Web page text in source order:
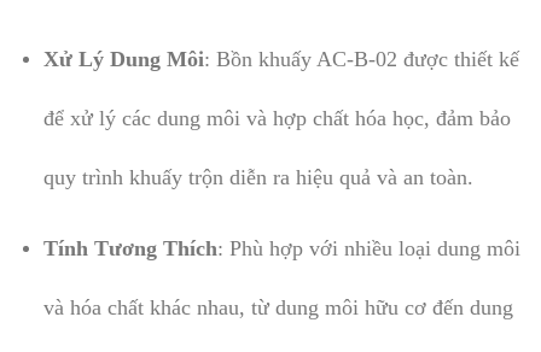
Xử Lý Dung Môi: Bồn khuấy AC-B-02 được thiết kế
để xử lý các dung môi và hợp chất hóa học, đảm bảo
quy trình khuấy trộn diễn ra hiệu quả và an toàn.
Tính Tương Thích: Phù hợp với nhiều loại dung môi
và hóa chất khác nhau, từ dung môi hữu cơ đến dung